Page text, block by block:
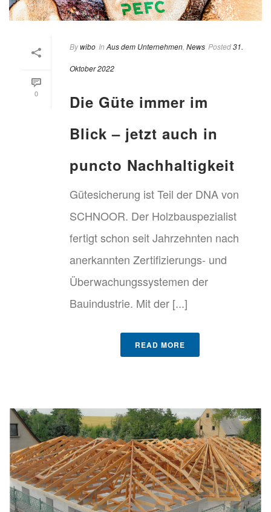
0
Bywibo In Aus dem Unternehmen News Posted31.
Oktober 2022
Die Güte immer im
Blick – jetzt auch in
puncto Nachhaltigkeit
Gütesicherung ist Teil der DNA von
SCHNOOR. Der Holzbauspezialist
fertigt schon seit Jahrzehnten nach
anerkannten Zertifizierungs- und
Überwachungssystemen der
Bauindustrie. Mit der [...]
READ MORE